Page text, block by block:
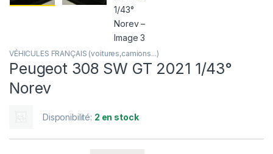
VÉHICULES FRANÇAIS (voitures,camions...)
Peugeot 308 SW GT 2021 1/43°
Norev
Disponibilité: 2 en stock